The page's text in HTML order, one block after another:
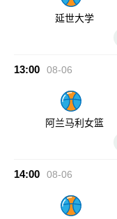
延世大学
13:00 08-06
阿兰马利女篮
14:00 08-06